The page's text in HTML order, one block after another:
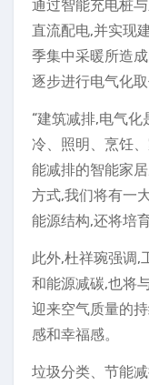
通过智能充电桩
直流配电,并实现
季集中采暖所造
逐步进行电气化
“建筑减排,电气
冷、照明、烹饪
能减排的智能家
方式,我们将有一
能源结构,还将培
此外,杜祥琬强调,
和能源减碳,也将
迎来空气质量的
感和幸福感。
垃圾分类、节能